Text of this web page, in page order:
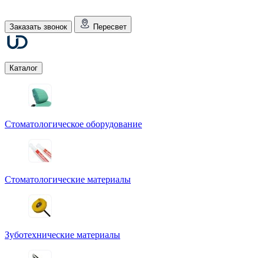
Заказать звонок Пересвет
Каталог
Стоматологическое оборудование
Стоматологические материалы
Зуботехнические материалы